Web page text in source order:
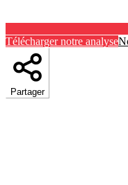
Télécharger notre analyse
Partager